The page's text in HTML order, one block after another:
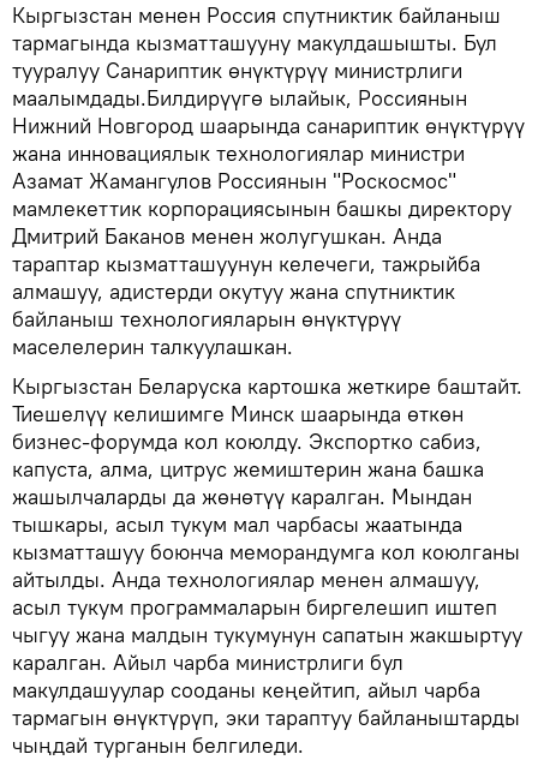
Кыргызстан менен Россия спутниктик байланыш
тармагында кызматташууну макулдашышты. Бул
тууралуу Санариптик өнүктүрүү министрлиги
маалымдады.Билдирүүгө ылайык, Россиянын
Нижний Новгород шаарында санариптик өнүктүрүү
жана инновациялык технологиялар министри
Азамат Жамангулов Россиянын "Роскосмос"
мамлекеттик корпорациясынын башкы директору
Дмитрий Баканов менен жолугушкан. Анда
тараптар кызматташуунун келечеги, тажрыйба
алмашуу, адистерди окутуу жана спутниктик
байланыш технологияларын өнүктүрүү
маселелерин талкуулашкан.
Кыргызстан Беларуска картошка жеткире баштайт.
Тиешелүү келишимге Минск шаарында өткөн
бизнес-форумда кол коюлду. Экспортко сабиз,
капуста, алма, цитрус жемиштерин жана башка
жашылчаларды да жөнөтүү каралган. Мындан
тышкары, асыл тукум мал чарбасы жаатында
кызматташуу боюнча меморандумга кол коюлганы
айтылды. Анда технологиялар менен алмашуу,
асыл тукум программаларын биргелешип иштеп
чыгуу жана малдын тукумунун сапатын жакшыртуу
каралган. Айыл чарба министрлиги бул
макулдашуулар сооданы кеңейтип, айыл чарба
тармагын өнүктүрүп, эки тараптуу байланыштарды
чыңдай турганын белгиледи.